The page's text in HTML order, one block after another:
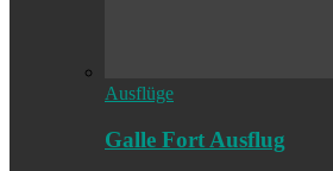
Ausflüge
Galle Fort Ausflug